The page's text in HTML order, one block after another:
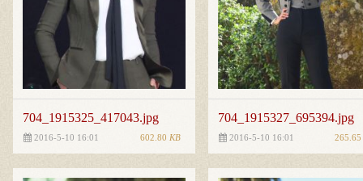
704_1915325_417043.jpg
2016-5-10 16:01 602.80 KB
704_1915327_695394.jpg
2016-5-10 16:01 265.65